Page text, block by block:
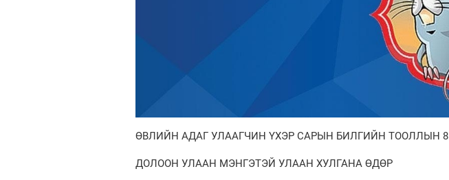
ӨВЛИЙН АДАГ УЛААГЧИН ҮХЭР САРЫН БИЛГИЙН ТООЛЛЫН 8
ДОЛООН УЛААН МЭНГЭТЭЙ УЛААН ХУЛГАНА ӨДӨР